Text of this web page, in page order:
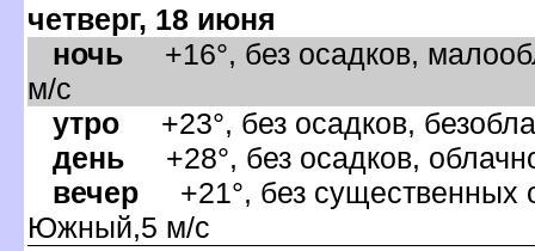
четверг, 18 июня
ночь +16°, без осадков,
м/с
утро +23°, без осадков,
день +28°, без осадков,
ечер +21°, без существенных
Южный,5 м/с